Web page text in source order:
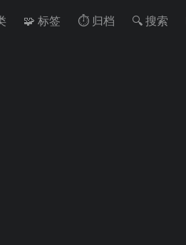
🧩 标签 ⏱ 归档 🔍 搜索